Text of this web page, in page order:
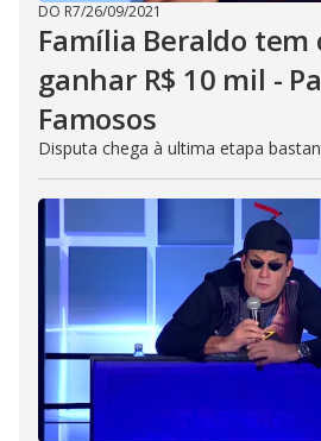
DO R7/26/09/2021
Família Beraldo tem
ganhar R$ 10 mil -
Famosos
Disputa chega à ultima etapa